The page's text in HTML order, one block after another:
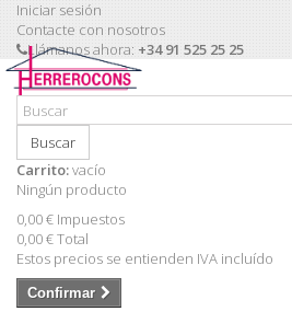
Iniciar sesión
Contacte con nosotros
Llámanos ahora: +34 91 525 25 25
Buscar
Carrito:vacío
Ningún producto
0,00 € Impuestos
0,00 €Total
Estos precios se entienden IVA incluído
Confirmar